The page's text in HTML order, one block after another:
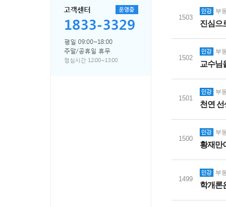
1503
부
진심으
1502
부
교수님
1501
부
천연
1500
부
황재만
1499
부
학개론